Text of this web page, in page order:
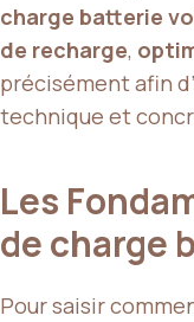
charge batterie
de recharge,
précisément afin
technique et
Les
de charge
Pour saisir